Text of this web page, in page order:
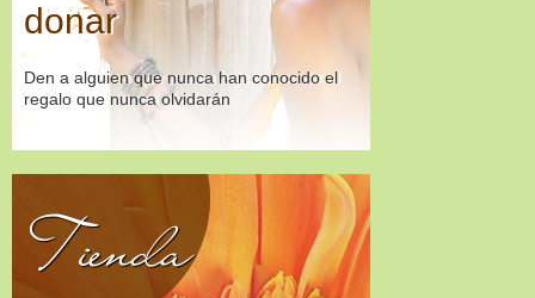
donar
Den a alguien que nunca han conocido el
regalo que nunca olvidarán
Tienda